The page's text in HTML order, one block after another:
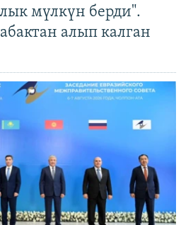
мүлкүн берди".
алып калган